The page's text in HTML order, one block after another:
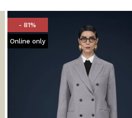
- 81%
Online only